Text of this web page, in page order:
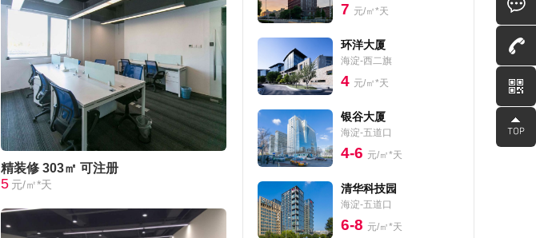
精装修 303㎡ 可注册
5 元/㎡*天
7 元/㎡*天
环洋大厦
海淀-西二旗
4 元/㎡*天
银谷大厦
海淀-五道口
4-6 元/㎡*天
清华科技园
海淀-五道口
6-8 元/㎡*天